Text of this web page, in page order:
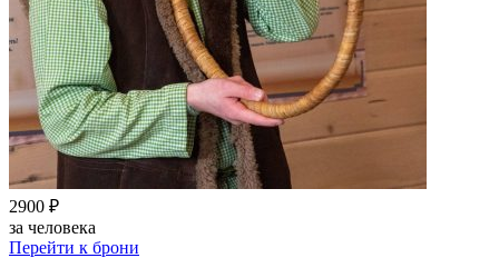
2900 ₽
за человека
Перейти к брони